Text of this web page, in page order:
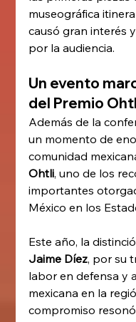
museográfica
causó gran interés
por la audiencia.
Un evento
del Premio
Además de la
un momento de
comunidad
Ohtli, uno de los
importantes
México en los
Este año, la
Jaime Díez, por su
labor en defensa y
mexicana en la
compromiso